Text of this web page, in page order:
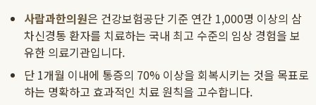
사람과한의원은 건강보험공단 기준 연간 1,000명 이상의 삼
차신경통 환자를 치료하는 국내 최고 수준의 임상 경험을 보
유한 의료기관입니다.
단 1개월 이내에 통증의 70% 이상을 회복시키는 것을 목표로
하는 명확하고 효과적인 치료 원칙을 고수합니다.